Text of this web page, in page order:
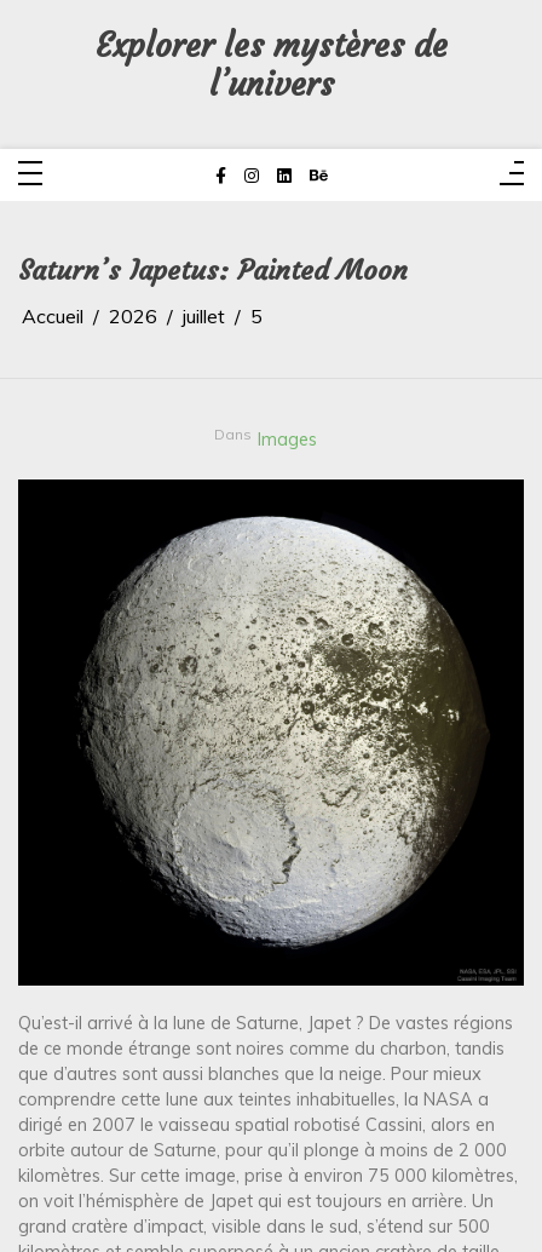
Explorer les mystères de
l’univers
Saturn’s Iapetus: Painted Moon
Accueil 2026 juillet 5
Dans Images
Qu’est-il arrivé à la lune de Saturne, Japet ? De vastes régions
de ce monde étrange sont noires comme du charbon, tandis
que d’autres sont aussi blanches que la neige. Pour mieux
comprendre cette lune aux teintes inhabituelles, la NASA a
dirigé en 2007 le vaisseau spatial robotisé Cassini, alors en
orbite autour de Saturne, pour qu’il plonge à moins de 2 000
kilomètres. Sur cette image, prise à environ 75 000 kilomètres,
on voit l’hémisphère de Japet qui est toujours en arrière. Un
grand cratère d’impact, visible dans le sud, s’étend sur 500